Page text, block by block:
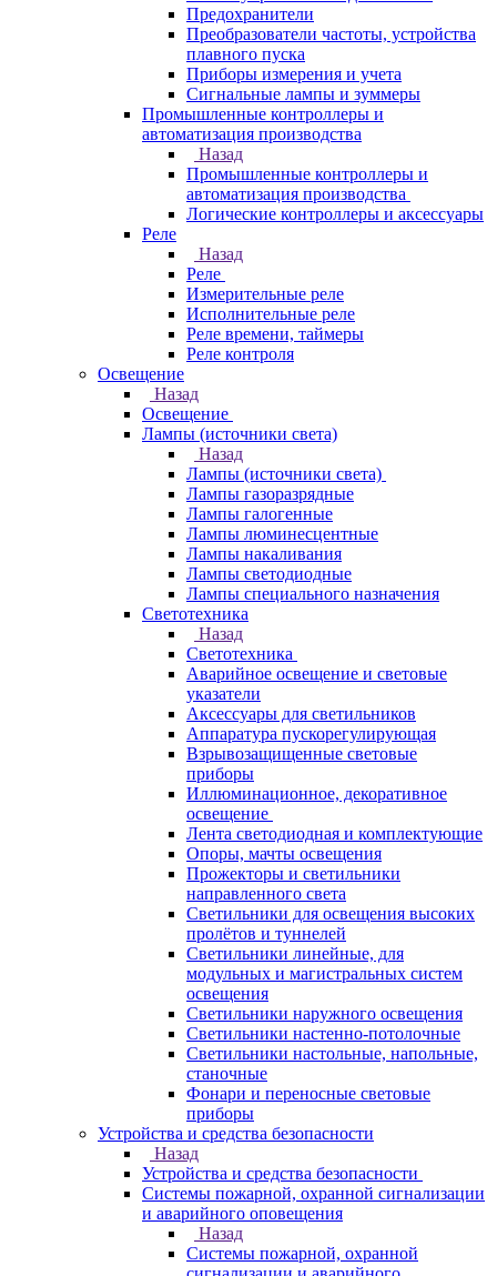
Предохранители
Преобразователи частоты, устройства
плавного пуска
Приборы измерения и учета
Сигнальные лампы и зуммеры
Промышленные контроллеры и
автоматизация производства
Назад
Промышленные контроллеры и
автоматизация производства
Логические контроллеры и аксессуары
Реле
Назад
Реле
Измерительные реле
Исполнительные реле
Реле времени, таймеры
Реле контроля
Освещение
Назад
Освещение
Лампы (источники света)
Назад
Лампы (источники света)
Лампы газоразрядные
Лампы галогенные
Лампы люминесцентные
Лампы накаливания
Лампы светодиодные
Лампы специального назначения
Светотехника
Назад
Светотехника
Аварийное освещение и световые
указатели
Аксессуары для светильников
Аппаратура пускорегулирующая
Взрывозащищенные световые
приборы
Иллюминационное, декоративное
освещение
Лента светодиодная и комплектующие
Опоры, мачты освещения
Прожекторы и светильники
направленного света
Светильники для освещения высоких
пролётов и туннелей
Светильники линейные, для
модульных и магистральных систем
освещения
Светильники наружного освещения
Светильники настенно-потолочные
Светильники настольные, напольные,
станочные
Фонари и переносные световые
приборы
Устройства и средства безопасности
Назад
Устройства и средства безопасности
Системы пожарной, охранной сигнализации
и аварийного оповещения
Назад
Системы пожарной, охранной